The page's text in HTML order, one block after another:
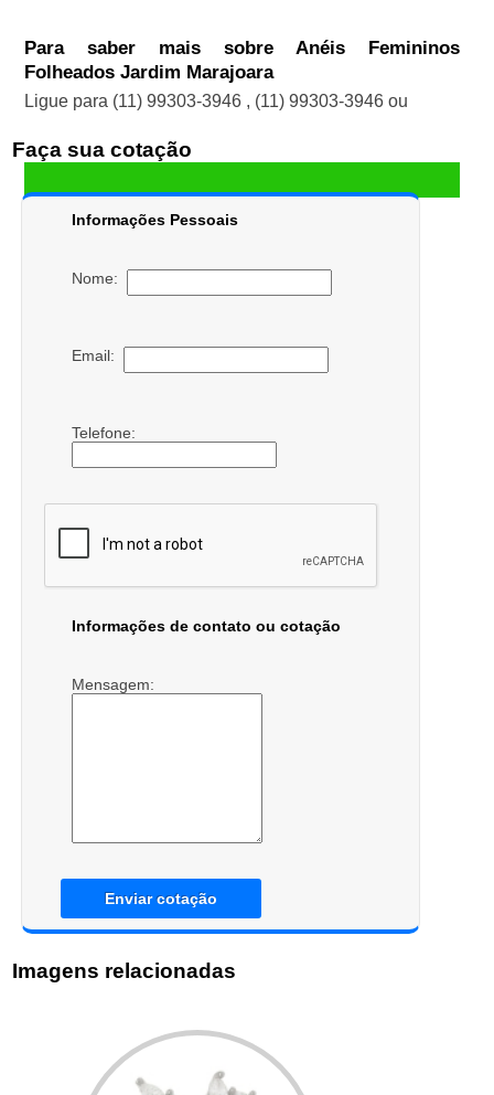
Para saber mais sobre Anéis Femininos
Folheados Jardim Marajoara
Ligue para (11) 99303-3946 , (11) 99303-3946 ou
Faça sua cotação
Informações Pessoais
Nome:
Email:
Telefone:
Informações de contato ou cotação
Mensagem:
Enviar cotação
Imagens relacionadas